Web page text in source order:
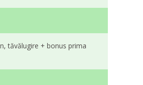
tăvălugire + bonus prima